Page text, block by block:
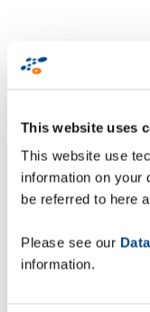
This website uses
This website use
information on your
be referred to here
Please see our
information.